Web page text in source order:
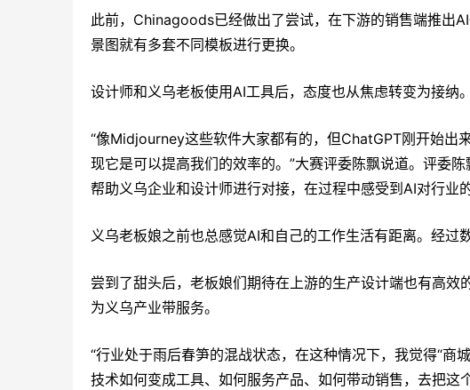
此前，Chinagoods已经做出了尝试，在下游的销售端推出
景图就有多套不同模板进行更换。
设计师和义乌老板使用AI工具后，态度也从焦虑转变为接纳。
“像Midjourney这些软件大家都有的，但ChatGPT刚开始出
现它是可以提高我们的效率的。”大赛评委陈飘说道。评委
帮助义乌企业和设计师进行对接，在过程中感受到AI对行业的
义乌老板娘之前也总感觉AI和自己的工作生活有距离。经过
尝到了甜头后，老板娘们期待在上游的生产设计端也有高
为义乌产业带服务。
“行业处于雨后春笋的混战状态，在这种情况下，我觉得“商
技术如何变成工具、如何服务产品、如何带动销售，去把这